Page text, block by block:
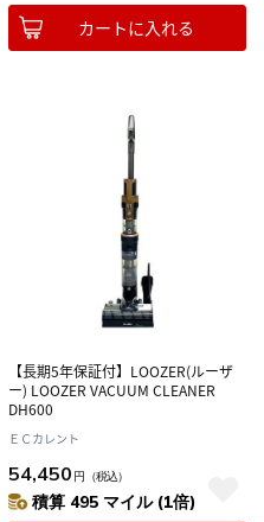
カートに入れる
【長期5年保証付】LOOZER(ルーザ
ー) LOOZER VACUUM CLEANER
DH600
ＥＣカレント
54,450 円 （税込）
積算 495 マイル (1倍)